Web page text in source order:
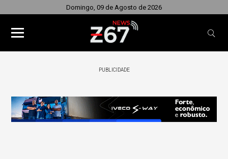
Domingo, 09 de Agosto de 2026
PUBLICIDADE